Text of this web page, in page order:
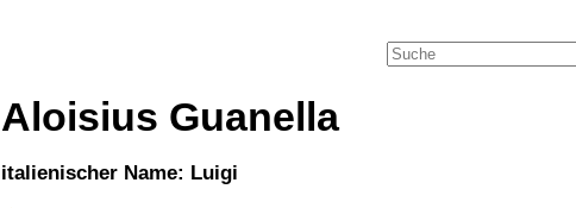
Aloisius Guanella
italienischer Name: Luigi